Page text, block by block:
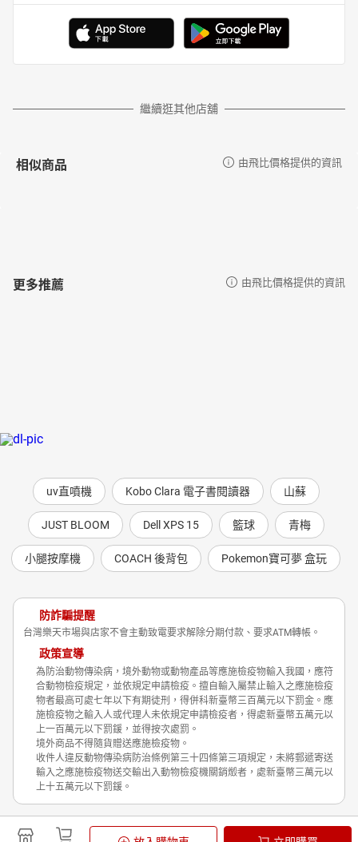
繼續逛其他店舖
相似商品 由飛比價格提供的資訊
更多推薦 由飛比價格提供的資訊
uv直噴機 Kobo Clara 電子書閱讀器 山蘇
JUST BLOOM Dell XPS 15 籃球 青梅
小腿按摩機 COACH 後背包 Pokemon寶可夢 盒玩
防詐騙提醒
台灣樂天市場與店家不會主動致電要求解除分期付款、要求ATM轉帳。
政策宣導
為防治動物傳染病，境外動物或動物產品等應施檢疫物輸入我國，應符
合動物檢疫規定，並依規定申請檢疫。擅自輸入屬禁止輸入之應施檢疫
物者最高可處七年以下有期徒刑，得併科新臺幣三百萬元以下罰金。應
施檢疫物之輸入人或代理人未依規定申請檢疫者，得處新臺幣五萬元以
上一百萬元以下罰鍰，並得按次處罰。
境外商品不得隨貨贈送應施檢疫物。
收件人違反動物傳染病防治條例第三十四條第三項規定，未將郵遞寄送
輸入之應施檢疫物送交輸出入動物檢疫機關銷燬者，處新臺幣三萬元以
上十五萬元以下罰鍰。
Shopping is Entertainment!